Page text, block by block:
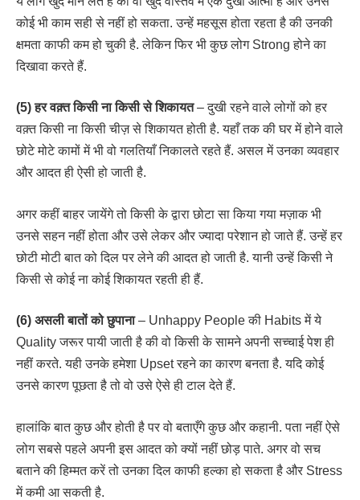
कोई भी काम सही से नहीं हो सकता. उन्हें महसूस होता रहता है की उनकी
क्षमता काफी कम हो चुकी है. लेकिन फिर भी कुछ लोग Strong होने का
दिखावा करते हैं.
(5) हर वक़्त किसी ना किसी से शिकायत– दुखी रहने वाले लोगों को हर
वक़्त किसी ना किसी चीज़ से शिकायत होती है. यहाँ तक की घर में होने वाले
छोटे मोटे कामों में भी वो गलतियाँ निकालते रहते हैं. असल में उनका व्यवहार
और आदत ही ऐसी हो जाती है.
अगर कहीं बाहर जायेंगे तो किसी के द्वारा छोटा सा किया गया मज़ाक भी
उनसे सहन नहीं होता और उसे लेकर और ज्यादा परेशान हो जाते हैं. उन्हें हर
छोटी मोटी बात को दिल पर लेने की आदत हो जाती है. यानी उन्हें किसी ने
किसी से कोई ना कोई शिकायत रहती ही हैं.
(6) असली बातों को छुपाना– Unhappy People की Habits में ये
Quality जरूर पायी जाती है की वो किसी के सामने अपनी सच्चाई पेश ही
नहीं करते. यही उनके हमेशा Upset रहने का कारण बनता है. यदि कोई
उनसे कारण पूछता है तो वो उसे ऐसे ही टाल देते हैं.
हालांकि बात कुछ और होती है पर वो बताएँगे कुछ और कहानी. पता नहीं ऐसे
लोग सबसे पहले अपनी इस आदत को क्यों नहीं छोड़ पाते. अगर वो सच
बताने की हिम्मत करें तो उनका दिल काफी हल्का हो सकता है और Stress
में कमी आ सकती है.